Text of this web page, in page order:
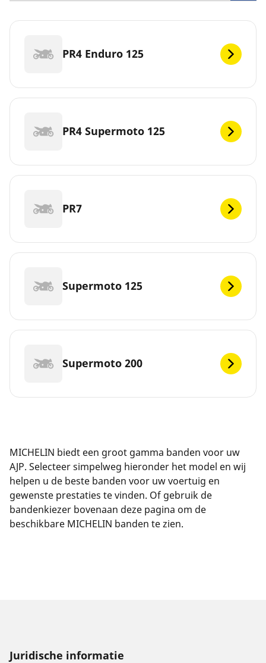
PR4 Enduro 125
PR4 Supermoto 125
PR7
Supermoto 125
Supermoto 200
MICHELIN biedt een groot gamma banden voor uw
AJP. Selecteer simpelweg hieronder het model en wij
helpen u de beste banden voor uw voertuig en
gewenste prestaties te vinden. Of gebruik de
bandenkiezer bovenaan deze pagina om de
beschikbare MICHELIN banden te zien.
Juridische informatie